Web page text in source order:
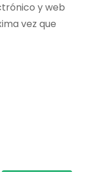
y web
vez que